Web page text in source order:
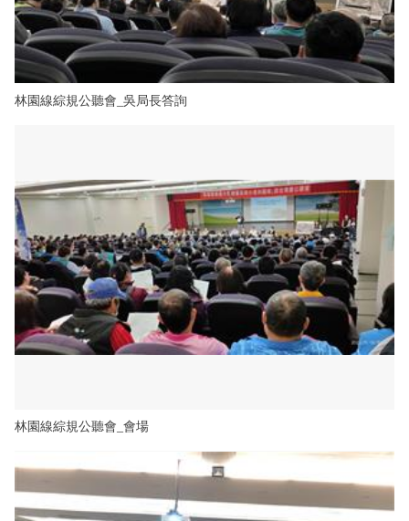
林園線綜規公聽會_吳局長答詢
林園線綜規公聽會_會場